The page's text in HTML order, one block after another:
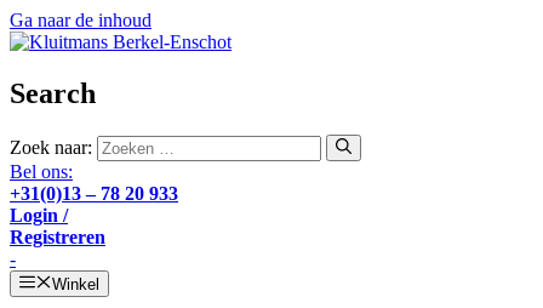
Ga naar de inhoud
Search
Zoek naar:
Bel ons:
+31(0)13 – 78 20 933
Login /
Registreren
-
Winkel